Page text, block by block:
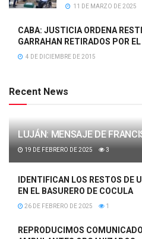
11 DE MARZO DE 2025
CABA: JUSTICIA ORDENA
GARRAHAN RETIRADOS POR
4 DE DICIEMBRE DE 2015
Recent News
LUJÁN: MENSAJE DE
19 DE FEBRERO DE 2025 3
IDENTIFICAN LOS RESTOS DE
EN EL BASURERO DE COCULA
26 DE FEBRERO DE 2025 1
REPRODUCIMOS